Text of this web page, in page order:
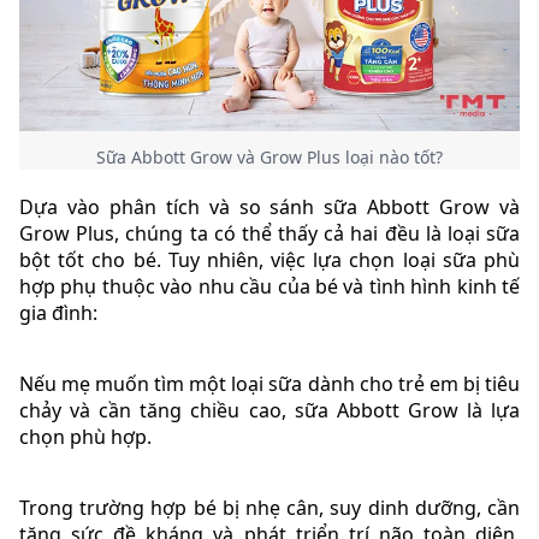
Sữa Abbott Grow và Grow Plus loại nào tốt?
Dựa vào phân tích và so sánh sữa Abbott Grow và
Grow Plus, chúng ta có thể thấy cả hai đều là loại sữa
bột tốt cho bé. Tuy nhiên, việc lựa chọn loại sữa phù
hợp phụ thuộc vào nhu cầu của bé và tình hình kinh tế
gia đình:
Nếu mẹ muốn tìm một loại sữa dành cho trẻ em bị tiêu
chảy và cần tăng chiều cao, sữa Abbott Grow là lựa
chọn phù hợp.
Trong trường hợp bé bị nhẹ cân, suy dinh dưỡng, cần